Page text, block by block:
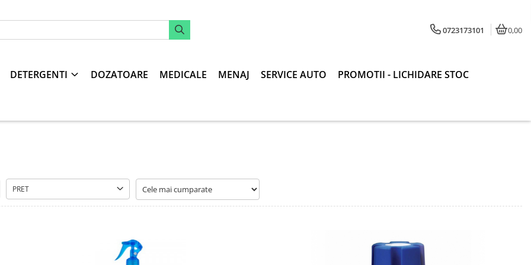
0723173101 0,00
DETERGENTI DOZATOARE MEDICALE MENAJ SERVICE AUTO PROMOTII - LICHIDARE STOC
PRET